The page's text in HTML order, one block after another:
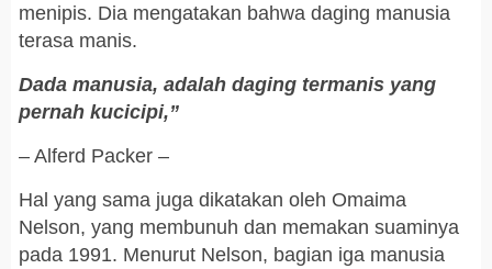
menipis. Dia mengatakan bahwa daging manusia
terasa manis.
Dada manusia, adalah daging termanis yang
pernah kucicipi,”
– Alferd Packer –
Hal yang sama juga dikatakan oleh Omaima
Nelson, yang membunuh dan memakan suaminya
pada 1991. Menurut Nelson, bagian iga manusia